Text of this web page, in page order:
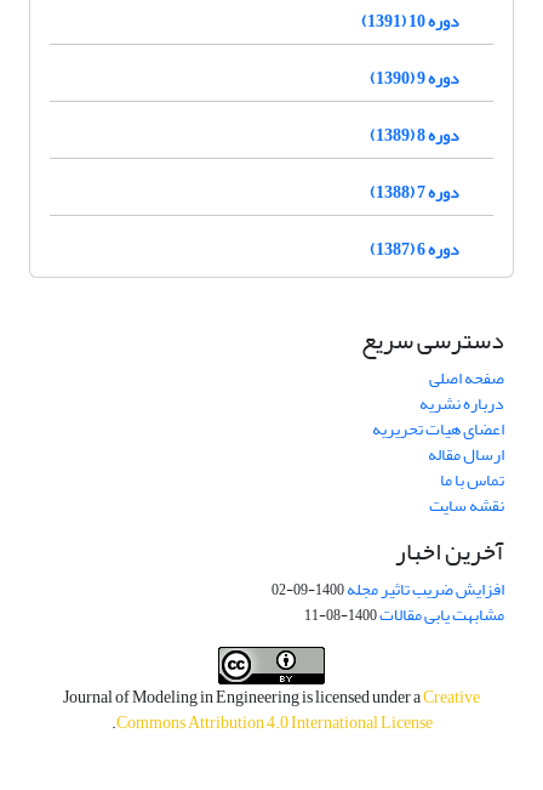
دوره 10 (1391)
دوره 9 (1390)
دوره 8 (1389)
دوره 7 (1388)
دوره 6 (1387)
دسترسی سریع
صفحه اصلی
درباره نشریه
اعضای هیات تحریریه
ارسال مقاله
تماس با ما
نقشه سایت
آخرین اخبار
افزایش ضریب تاثیر مجله1400-09-02
مشابهت یابی مقالات1400-08-11
Journal of Modeling in Engineering is licensed under aCreative
Commons Attribution 4.0 International License
.